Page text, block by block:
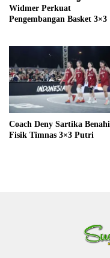
Widmer Perkuat
Pengembangan Basket 3×3
Coach Deny Sartika Benahi
Fisik Timnas 3×3 Putri